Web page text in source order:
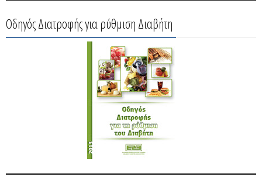
Οδηγός Διατροφής για ρύθμιση Διαβήτη